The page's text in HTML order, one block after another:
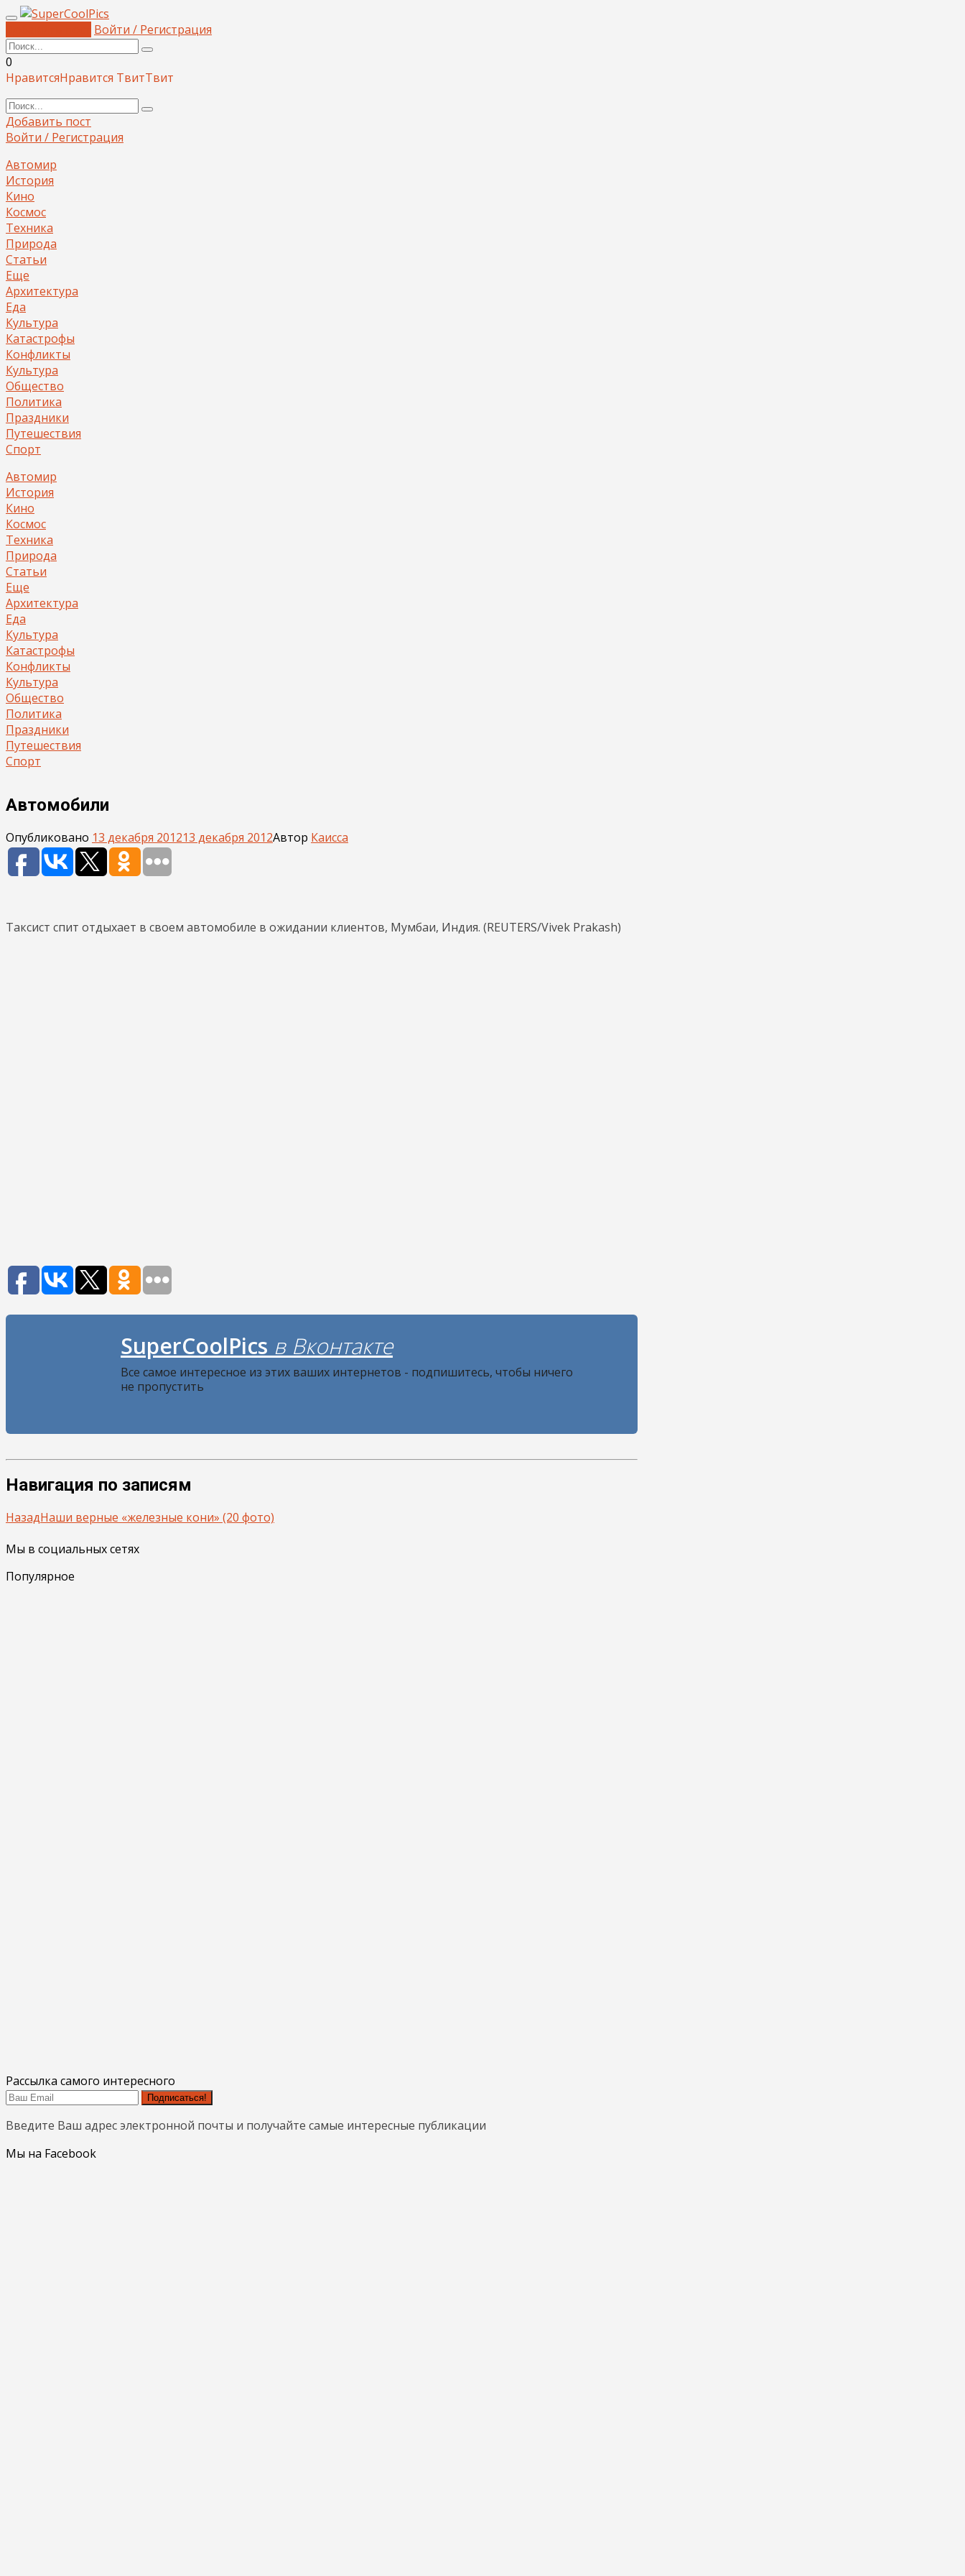
Войти / Регистрация
0
НравитсяНравится ТвитТвит
Добавить пост
Войти / Регистрация
Автомир
История
Кино
Космос
Техника
Природа
Статьи
Еще
Архитектура
Еда
Культура
Катастрофы
Конфликты
Культура
Общество
Политика
Праздники
Путешествия
Спорт
Автомир
История
Кино
Космос
Техника
Природа
Статьи
Еще
Архитектура
Еда
Культура
Катастрофы
Конфликты
Культура
Общество
Политика
Праздники
Путешествия
Спорт
Автомобили
Опубликовано 13 декабря 201213 декабря 2012Автор Каисса
Таксист спит отдыхает в своем автомобиле в ожидании клиентов, Мумбаи, Индия. (REUTERS/Vivek Prakash)
SuperCoolPics в Вконтакте
Все самое интересное из этих ваших интернетов - подпишитесь, чтобы ничего
не пропустить
Навигация по записям
НазадНаши верные «железные кони» (20 фото)
Мы в социальных сетях
Популярное
Рассылка самого интересного
Подписаться!
Введите Ваш адрес электронной почты и получайте самые интересные публикации
Мы на Facebook